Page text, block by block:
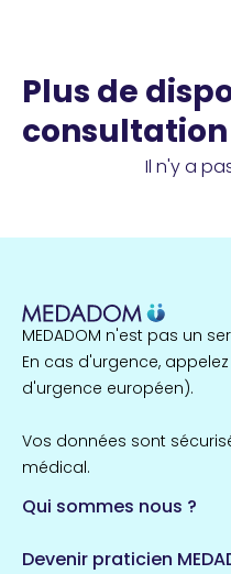
Plus de
consultation
Il n'y a
MEDADOM n'est pas un
En cas d'urgence, appelez
d'urgence européen).
Vos données sont
médical.
Qui sommes nous ?
Devenir praticien